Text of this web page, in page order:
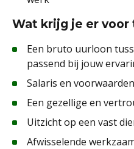
Wat krijg je er voor
Een bruto uurloon
passend bij jouw
Salaris en
Een gezellige en
Uitzicht op een vast
Afwisselende